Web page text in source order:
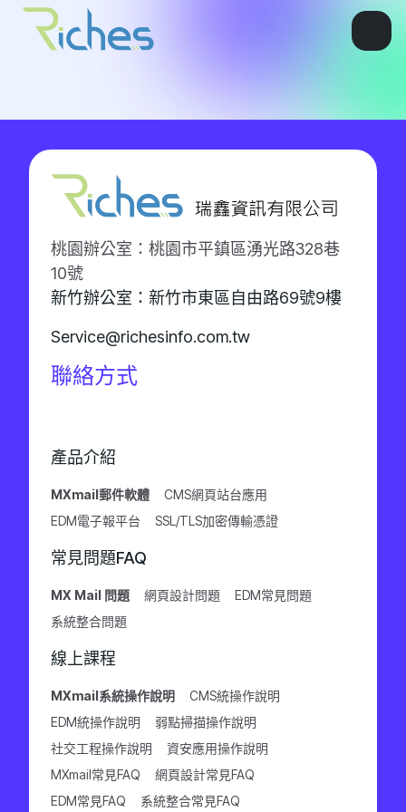
桃園辦公室：桃園市平鎮區湧光路328巷
10號
新竹辦公室：新竹市東區自由路69號9樓
Service@richesinfo.com.tw
聯絡方式
產品介紹
MXmail郵件軟體
CMS網頁站台應用
EDM電子報平台
SSL/TLS加密傳輸憑證
常見問題FAQ
MX Mail 問題 網頁設計問題
EDM常見問題
系統整合問題
線上課程
MXmail系統操作說明
CMS統操作說明
EDM統操作說明
弱點掃描操作說明
社交工程操作說明
資安應用操作說明
MXmail常見FAQ
網頁設計常見FAQ
EDM常見FAQ
系統整合常見FAQ